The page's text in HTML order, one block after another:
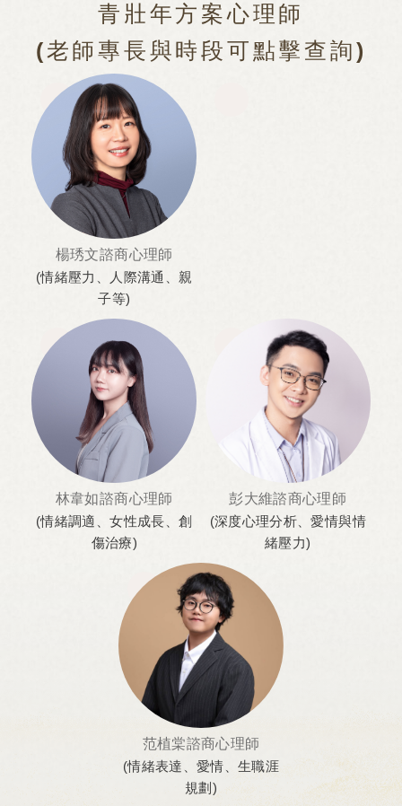
青壯年方案心理師
(老師專長與時段可點擊查詢)
楊琇文諮商心理師
(情緒壓力、人際溝通、親
子等)
林韋如諮商心理師
(情緒調適、女性成長、創
傷治療)
彭大維諮商心理師
(深度心理分析、愛情與情
緒壓力)
范植棠諮商心理師
(情緒表達、愛情、生職涯
規劃)